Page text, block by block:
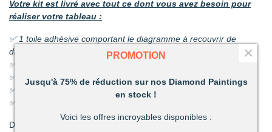
Votre kit est livré avec tout ce dont vous avez besoin pour
réaliser votre tableau :
✅ 1 toile adhésive comportant le diagramme à recouvrir de
diamants
✅ Les sachets de diamants
✅ 1 coupelle pour les diamants
✅ 1 stylo et sa colle
✅ 1 pince
Découvrez une activité unique à réaliser de ses propres mains.
PROMOTION
Jusqu'à 75% de réduction sur nos Diamond Paintings
en stock !
Voici les offres incroyables disponibles :
×